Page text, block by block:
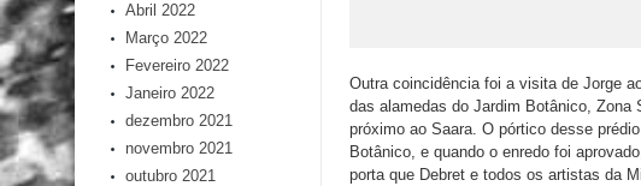
Outra coincidência foi a visita de Jorge
das alamedas do Jardim Botânico, Zona
próximo ao Saara. O pórtico desse
Botânico, e quando o enredo foi
porta que Debret e todos os artistas da
Abril 2022
Março 2022
Fevereiro 2022
Janeiro 2022
dezembro 2021
novembro 2021
outubro 2021